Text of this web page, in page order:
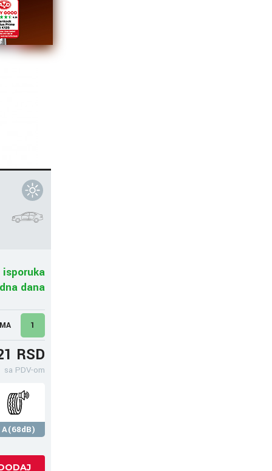
dana
1
RSD
sa PDV-om
A(68dB)